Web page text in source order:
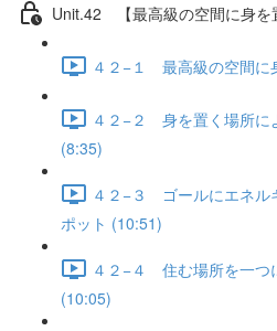
Unit.42 【最高級の空間に身を
４２−１ 最高級の空間に
４２−２ 身を置く場所に
(8:35)
４２−３ ゴールにエネル
ポット (10:51)
４２−４ 住む場所を一つ
(10:05)